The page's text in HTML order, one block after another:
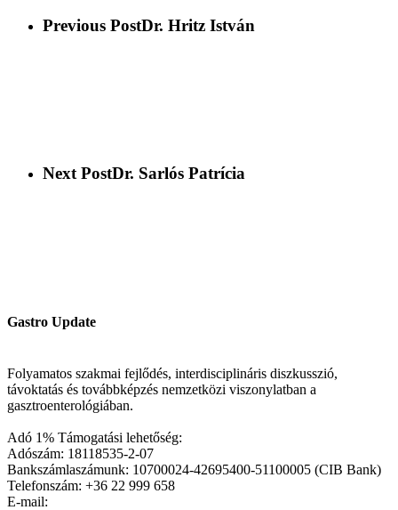
Previous PostDr. Hritz István
Next PostDr. Sarlós Patrícia
Gastro Update
Folyamatos szakmai fejlődés, interdisciplináris diszkusszió,
távoktatás és továbbképzés nemzetközi viszonylatban a
gasztroenterológiában.
Adó 1% Támogatási lehetőség:
Adószám: 18118535-2-07
Bankszámlaszámunk: 10700024-42695400-51100005 (CIB Bank)
Telefonszám: +36 22 999 658
E-mail: